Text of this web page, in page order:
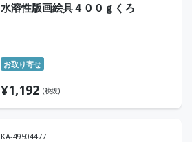
水溶性版画絵具４００ｇくろ
お取り寄せ
¥1,192 (税抜)
KA-49504477